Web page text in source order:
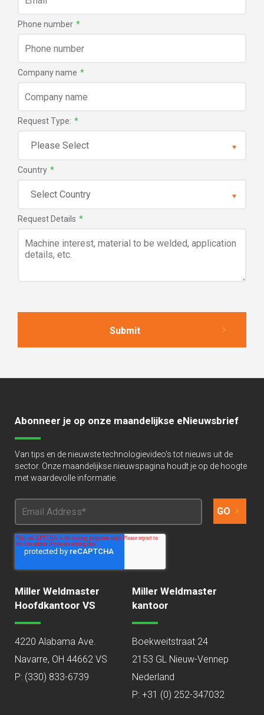
Phone number *
Company name *
Request Type: *
Country *
Request Details *
Abonneer je op onze maandelijkse eNieuwsbrief
Van tips en de nieuwste technologievideo's tot nieuws uit de
sector. Onze maandelijkse nieuwspagina houdt je op de hoogte
met waardevolle informatie.
Miller Weldmaster
Hoofdkantoor VS
4220 Alabama Ave.
Navarre, OH 44662 VS
P: (330) 833-6739
Miller Weldmaster
kantoor
Boekweitstraat 24
2153 GL Nieuw-Vennep
Nederland
P: +31 (0) 252-347032